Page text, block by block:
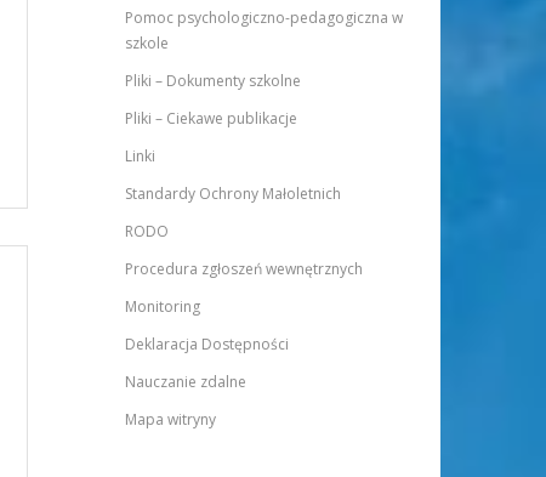
Pomoc psychologiczno-pedagogiczna w
szkole
Pliki – Dokumenty szkolne
Pliki – Ciekawe publikacje
Linki
Standardy Ochrony Małoletnich
RODO
Procedura zgłoszeń wewnętrznych
Monitoring
Deklaracja Dostępności
Nauczanie zdalne
Mapa witryny